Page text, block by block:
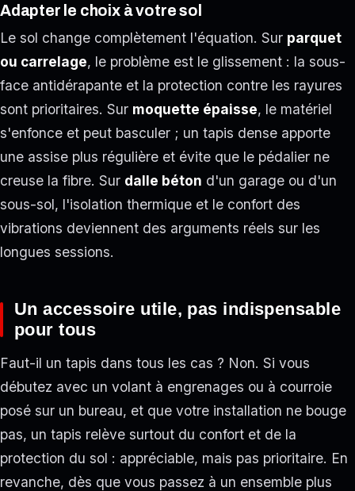
Adapter le choix à votre sol
Le sol change complètement l'équation. Sur parquet
ou carrelage, le problème est le glissement : la sous-
face antidérapante et la protection contre les rayures
sont prioritaires. Sur moquette épaisse, le matériel
s'enfonce et peut basculer ; un tapis dense apporte
une assise plus régulière et évite que le pédalier ne
creuse la fibre. Sur dalle béton d'un garage ou d'un
sous-sol, l'isolation thermique et le confort des
vibrations deviennent des arguments réels sur les
longues sessions.
Un accessoire utile, pas indispensable
pour tous
Faut-il un tapis dans tous les cas ? Non. Si vous
débutez avec un volant à engrenages ou à courroie
posé sur un bureau, et que votre installation ne bouge
pas, un tapis relève surtout du confort et de la
protection du sol : appréciable, mais pas prioritaire. En
revanche, dès que vous passez à un ensemble plus